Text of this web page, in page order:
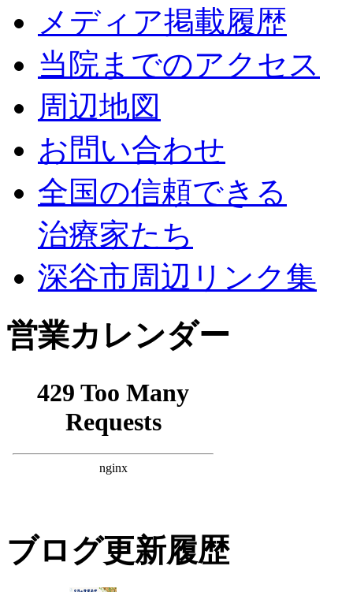
メディア掲載履歴
当院までのアクセス
周辺地図
お問い合わせ
全国の信頼できる
治療家たち
深谷市周辺リンク集
営業カレンダー
ブログ更新履歴